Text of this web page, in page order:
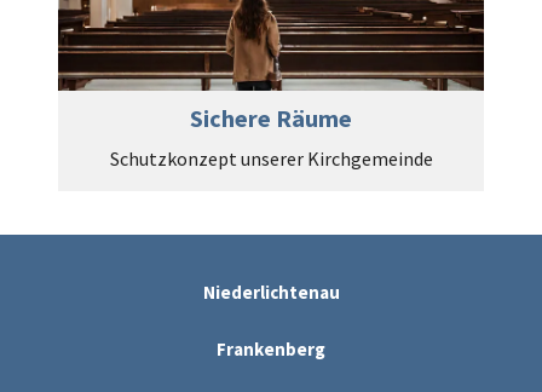
Sichere Räume
Schutzkonzept unserer Kirchgemeinde
Niederlichtenau
Frankenberg